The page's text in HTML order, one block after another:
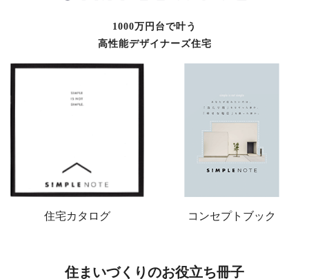
1000万円台で叶う
高性能デザイナーズ住宅
住宅カタログ コンセプトブック
住まいづくりのお役立ち冊子